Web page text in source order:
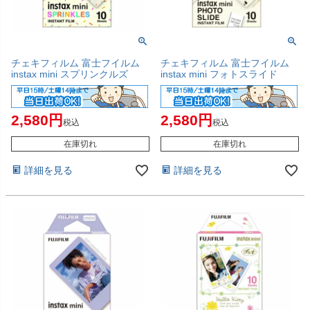
チェキフィルム 富士フイルム
instax mini スプリンクルズ
2,580 税込
在庫切れ
詳細を見る
チェキフィルム 富士フイルム
instax mini フォトスライド
2,580 税込
在庫切れ
詳細を見る